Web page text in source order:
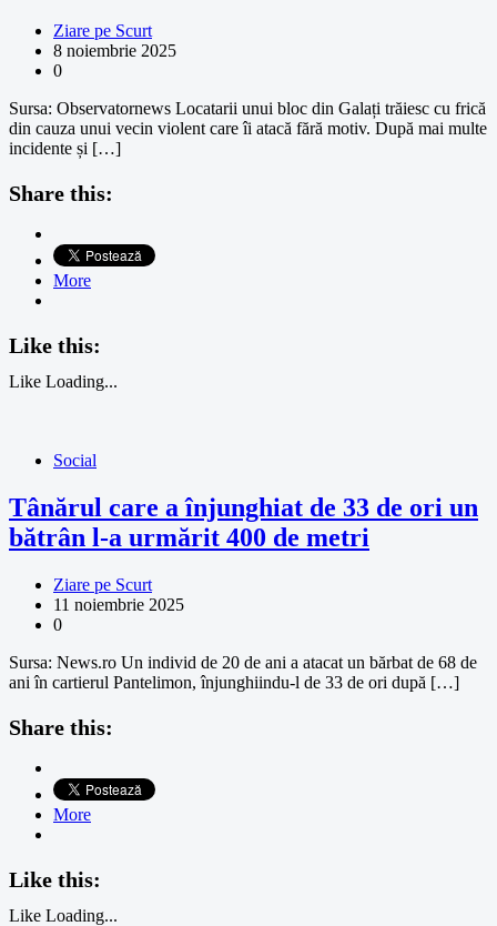
Ziare pe Scurt
8 noiembrie 2025
0
Sursa: Observatornews Locatarii unui bloc din Galați trăiesc cu frică
din cauza unui vecin violent care îi atacă fără motiv. După mai multe
incidente și […]
Share this:
More
Like this:
Like Loading...
Social
Tânărul care a înjunghiat de 33 de ori un
bătrân l-a urmărit 400 de metri
Ziare pe Scurt
11 noiembrie 2025
0
Sursa: News.ro Un individ de 20 de ani a atacat un bărbat de 68 de
ani în cartierul Pantelimon, înjunghiindu-l de 33 de ori după […]
Share this:
More
Like this:
Like Loading...